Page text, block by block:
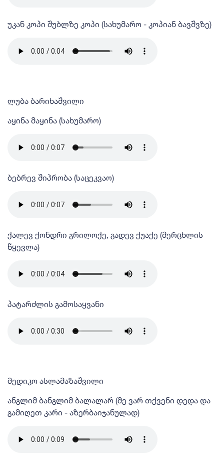
უკან კოპი შუბლზე კოპი (სახუმარო - კოპიან ბავშვზე)
ლუბა ბარიხაშვილი
აყინა მაყინა (სახუმარო)
ბებრევ შიპრობა (საცეკვაო)
ქალევ ქონდრი გრილოქე, გადევ ქუაქე (მერცხლის
წყევლა)
პატარძლის გამოსაყვანი
მედიკო ასლამაზაშვილი
ანგლიმ ბანგლიმ ბალალარ (მე ვარ თქვენი დედა და
გამიღეთ კარი - აზერბაიჯანულად)